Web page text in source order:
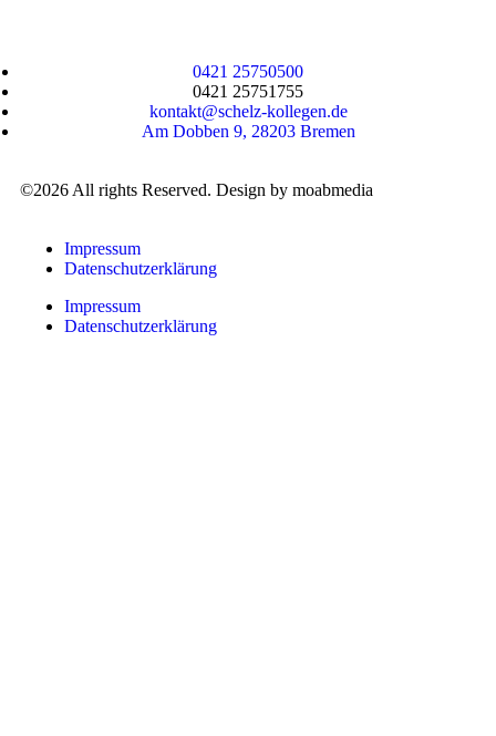
0421 25750500
0421 25751755​
kontakt@schelz-kollegen.de
Am Dobben 9, 28203 Bremen
©2026 All rights Reserved. Design by moabmedia
Impressum
Datenschutzerklärung
Impressum
Datenschutzerklärung